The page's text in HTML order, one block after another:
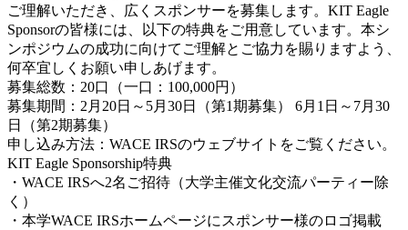
ご理解いただき、広くスポンサーを募集します。KIT Eagle
Sponsorの皆様には、以下の特典をご用意しています。本シ
ンポジウムの成功に向けてご理解とご協力を賜りますよう、
何卒宜しくお願い申しあげます。
募集総数：20口（一口：100,000円）
募集期間：2月20日～5月30日（第1期募集） 6月1日～7月30
日（第2期募集）
申し込み方法：WACE IRSのウェブサイトをご覧ください。
KIT Eagle Sponsorship特典
・WACE IRSへ2名ご招待（大学主催文化交流パーティー除
く）
・本学WACE IRSホームページにスポンサー様のロゴ掲載